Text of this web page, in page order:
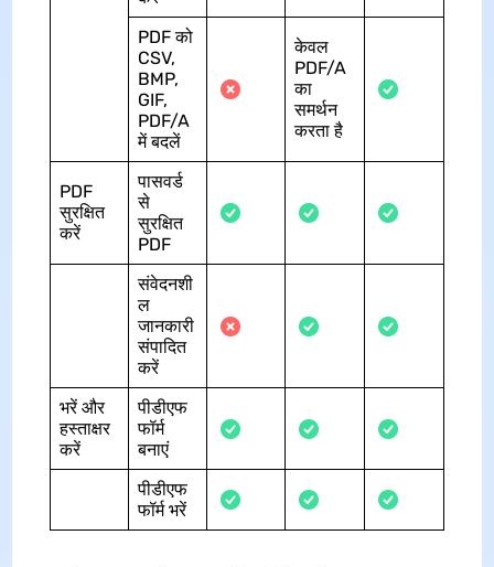
PDF को
CSV,
BMP,
GIF,
PDF/A
में बदलें
केवल
PDF/A
का
समर्थन
करता है
PDF
सुरक्षित
करें
पासवर्ड
से
सुरक्षित
PDF
संवेदनशी
ल
जानकारी
संपादित
करें
भरें और
हस्ताक्षर
करें
पीडीएफ
फॉर्म
बनाएं
पीडीएफ
फॉर्म भरें